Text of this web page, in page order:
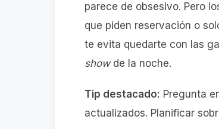
parece de obsesivo. Pero
que piden reservación o
te evita quedarte con las
showde la noche.
Tip destacado: Pregunta
actualizados. Planificar